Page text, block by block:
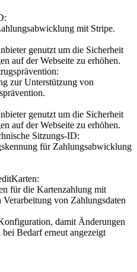
mit Stripe.
genutzt um die Sicherheit
auf der Webseite zu erhöhen.
zur Unterstützung von
genutzt um die Sicherheit
auf der Webseite zu erhöhen.
Sitzungs-ID:
für Zahlungsabwicklung
für die Kartenzahlung mit
von Zahlungsdaten
damit Änderungen
Bedarf erneut angezeigt